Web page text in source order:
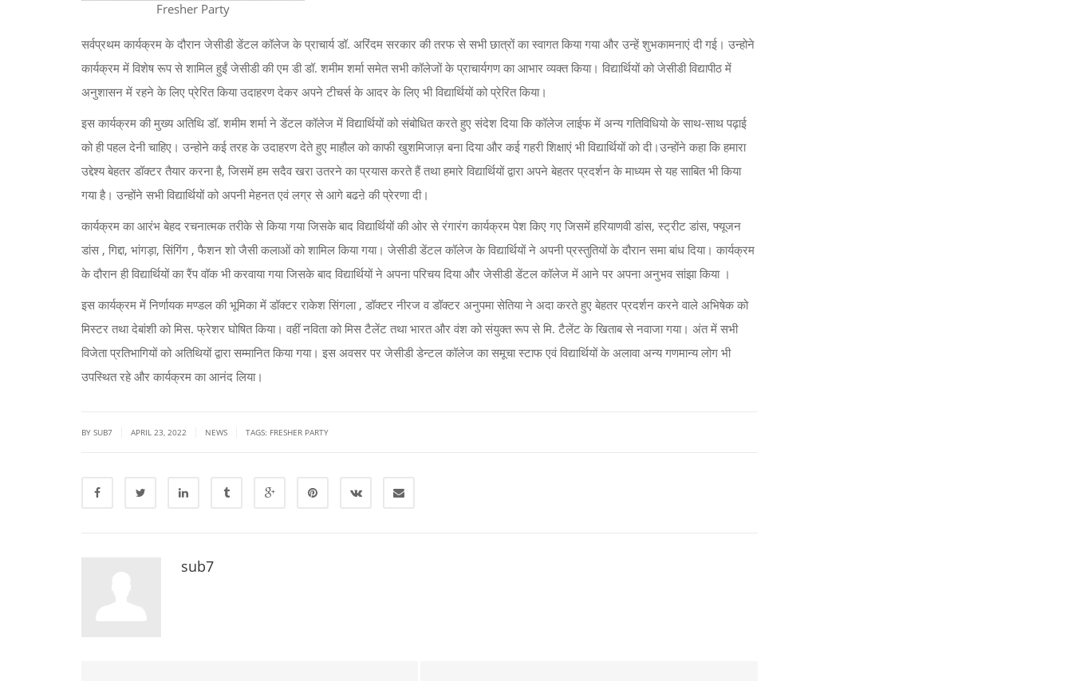
Fresher Party
सर्वप्रथम कार्यक्रम के दौरान जेसीडी डेंटल कॉलेज के प्राचार्य डॉ. अरिंदम सरकार की तरफ से सभी छात्रों का स्वागत किया गया और उन्हें शुभकामनाएं दी गई। उन्होने
कार्यक्रम में विशेष रूप से शामिल हुईं जेसीडी की एम डी डॉ. शमीम शर्मा समेत सभी कॉलेजों के प्राचार्यगण का आभार व्यक्त किया। विद्यार्थियों को जेसीडी विद्यापीठ में
अनुशासन में रहने के लिए प्रेरित किया उदाहरण देकर अपने टीचर्स के आदर के लिए भी विद्यार्थियों को प्रेरित किया।
इस कार्यक्रम की मुख्य अतिथि डॉ. शमीम शर्मा ने डेंटल कॉलेज में विद्यार्थियों को संबोधित करते हुए संदेश दिया कि कॉलेज लाईफ में अन्य गतिविधियो के साथ-साथ पढ़ाई
को ही पहल देनी चाहिए। उन्होने कई तरह के उदाहरण देते हुए माहौल को काफी खुशमिजाज़ बना दिया और कई गहरी शिक्षाएं भी विद्यार्थियों को दी।उन्होंने कहा कि हमारा
उद्देश्य बेहतर डॉक्टर तैयार करना है, जिसमें हम सदैव खरा उतरने का प्रयास करते हैं तथा हमारे विद्यार्थियों द्वारा अपने बेहतर प्रदर्शन के माध्यम से यह साबित भी किया
गया है। उन्होंने सभी विद्यार्थियों को अपनी मेहनत एवं लग्र से आगे बढऩे की प्रेरणा दी।
कार्यक्रम का आरंभ बेहद रचनात्मक तरीके से किया गया जिसके बाद विद्यार्थियों की ओर से रंगारंग कार्यक्रम पेश किए गए जिसमें हरियाणवी डांस, स्ट्रीट डांस, फ्यूजन
डांस , गिद्दा, भांगड़ा, सिंगिंग , फैशन शो जैसी कलाओं को शामिल किया गया। जेसीडी डेंटल कॉलेज के विद्यार्थियों ने अपनी प्रस्तुतियों के दौरान समा बांध दिया। कार्यक्रम
के दौरान ही विद्यार्थियों का रैंप वॉक भी करवाया गया जिसके बाद विद्यार्थियों ने अपना परिचय दिया और जेसीडी डेंटल कॉलेज में आने पर अपना अनुभव सांझा किया ।
इस कार्यक्रम में निर्णायक मण्डल की भूमिका में डॉक्टर राकेश सिंगला , डॉक्टर नीरज व डॉक्टर अनुपमा सेतिया ने अदा करते हुए बेहतर प्रदर्शन करने वाले अभिषेक को
मिस्टर तथा देबांशी को मिस. फ्रेशर घोषित किया। वहीं नविता को मिस टैलेंट तथा भारत और वंश को संयुक्त रूप से मि. टैलेंट के खिताब से नवाजा गया। अंत में सभी
विजेता प्रतिभागियों को अतिथियों द्वारा सम्मानित किया गया। इस अवसर पर जेसीडी डेन्टल कॉलेज का समूचा स्टाफ एवं विद्यार्थियों के अलावा अन्य गणमान्य लोग भी
उपस्थित रहे और कार्यक्रम का आनंद लिया।
BY SUB7 APRIL 23, 2022 NEWS TAGS: FRESHER PARTY
sub7